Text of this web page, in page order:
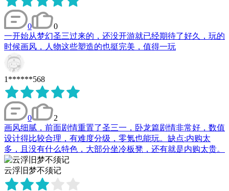
0
0
一开始从梦幻圣三过来的，还没开游就已经期待了好久，玩的
时候画风，人物这些塑造的也挺完美，值得一玩
1******568
0
2
画风细腻，前面剧情重置了圣三一，卧龙篇剧情非常好，数值
设计得比较合理，有难度分级，零氪也能玩。缺点:内购太
多，且没有什么特色，大部分坐冷板凳，还有就是内购太贵。
云浮旧梦不须记